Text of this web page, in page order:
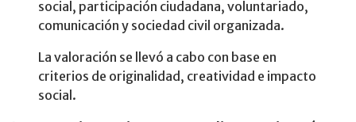
social, participación ciudadana, voluntariado,
comunicación y sociedad civil organizada.
La valoración se llevó a cabo con base en
criterios de originalidad, creatividad e impacto
social.